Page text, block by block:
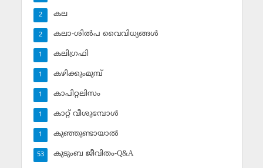
കല
2
കലാ-ശില്‍പ വൈവിധ്യങ്ങള്‍
2
കലിഗ്രഫി
1
കഴിക്കുംമുമ്പ്
1
കാപിറ്റലിസം
1
കാറ്റ് വീശുമ്പോള്‍
1
കുഞ്ഞുണ്ടായാല്‍
1
കുടുംബ ജീവിതം-Q&A
53